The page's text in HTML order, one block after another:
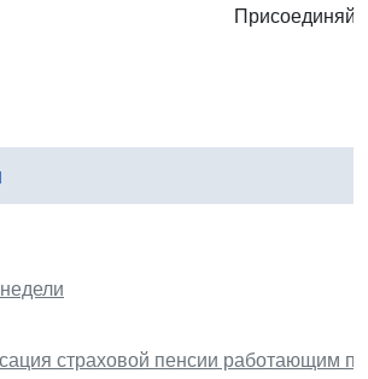
страховой пенсии работающим